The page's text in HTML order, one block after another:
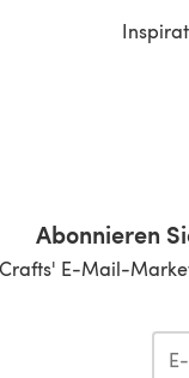
sich in einem
Abonnieren
E-Mail-